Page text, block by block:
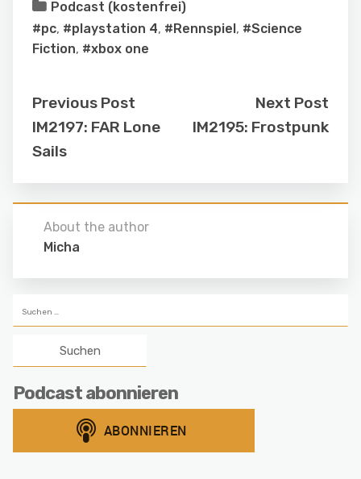
Podcast (kostenfrei)
#pc, #playstation 4, #Rennspiel, #Science
Fiction, #xbox one
Previous Post
IM2197: FAR Lone
Sails
Next Post
IM2195: Frostpunk
About the author
Micha
nach:
Podcast abonnieren